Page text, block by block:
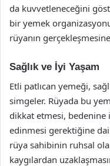
da kuvvetleneceğini
bir yemek
rüyanın
Sağlık ve İyi Yaşam
Etli patlıcan yemeği,
simgeler. Rüyada bu
dikkat etmesi, bedenine
edinmesi gerektiğine
rüya sahibinin ruhsal
kaygılardan